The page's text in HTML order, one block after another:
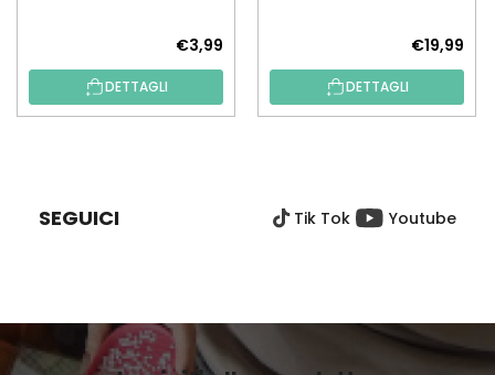
€3,99
DETTAGLI
€19,99
DETTAGLI
G
SEGUICI Tik Tok Youtube